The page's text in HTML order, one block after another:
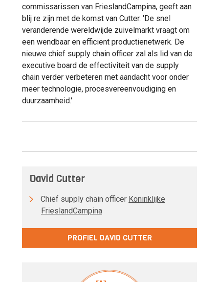
commissarissen van FrieslandCampina, geeft aan
blij re zijn met de komst van Cutter. 'De snel
veranderende wereldwijde zuivelmarkt vraagt om
een wendbaar en efficiënt productienetwerk. De
nieuwe chief supply chain officer zal als lid van de
executive board de effectiviteit van de supply
chain verder verbeteren met aandacht voor onder
meer technologie, procesvereenvoudiging en
duurzaamheid.'
David Cutter
Chief supply chain officer Koninklijke
FrieslandCampina
PROFIEL DAVID CUTTER